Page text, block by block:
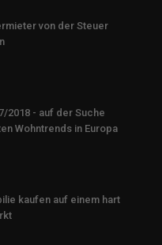
von der Steuer
2018 - auf der Suche
Wohntrends in Europa
kaufen auf einem hart